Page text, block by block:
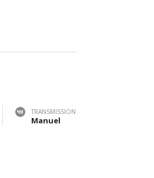
TRANSMISSION
Manuel